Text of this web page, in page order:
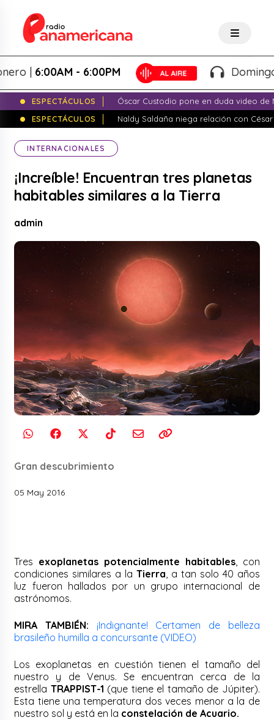
|6:00AM - 6:00PM Domingo
ESPECTÁCULOS
Óscar Custodio pone en duda video de
ESPECTÁCULOS
Naldy Saldaña niega relación con
INTERNACIONALES
¡Increíble! Encuentran tres planetas
habitables similares a la Tierra
admin
Gran descubrimiento
05 May 2016
Tres exoplanetas potencialmente habitables, con
condiciones similares a laTierra , a tan solo 40 años
luz fueron hallados por un grupo internacional de
astrónomos.
MIRA TAMBIÉN:
¡Indignante! Certamen de belleza
brasileño humilla a concursante (VIDEO)
Los exoplanetas en cuestión tienen el tamaño del
nuestro y de Venus. Se encuentran cerca de la
estrella TRAPPIST-1 (que tiene el tamaño de Júpiter).
Esta tiene una temperatura dos veces menor a la de
nuestro sol y está en la constelación de Acuario.